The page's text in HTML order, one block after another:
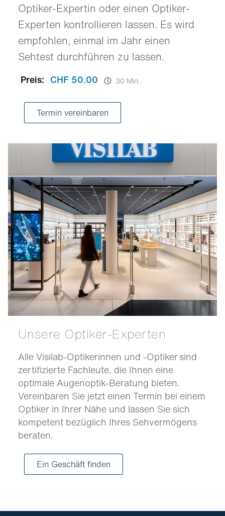
Optiker-Expertin oder einen Optiker-
Experten kontrollieren lassen. Es wird
empfohlen, einmal im Jahr einen
Sehtest durchführen zu lassen.
Preis: CHF 50.00 30 Min.
Termin vereinbaren
Unsere Optiker-Experten
Alle Visilab-Optikerinnen und -Optiker sind
zertifizierte Fachleute, die Ihnen eine
optimale Augenoptik-Beratung bieten.
Vereinbaren Sie jetzt einen Termin bei einem
Optiker in Ihrer Nähe und lassen Sie sich
kompetent bezüglich Ihres Sehvermögens
beraten.
Ein Geschäft finden